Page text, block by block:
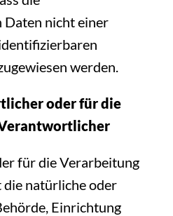
Daten nicht einer
werden.
oder für die
für die Verarbeitung
natürliche oder
Einrichtung